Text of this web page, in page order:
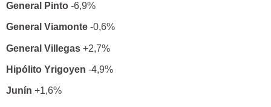
General Pinto -6,9%
General Viamonte -0,6%
General Villegas +2,7%
Hipólito Yrigoyen -4,9%
Junín +1,6%